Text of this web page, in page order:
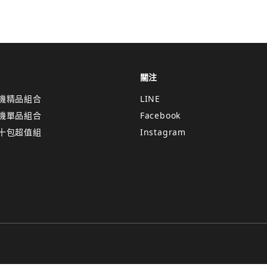
精品組合
單品組合
包超值組
關注
LINE
Facebook
Instagram